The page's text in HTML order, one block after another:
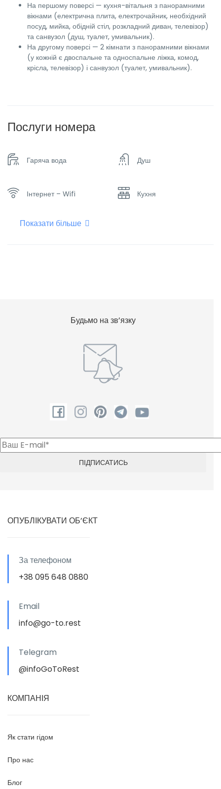
На першому поверсі — кухня-вітальня з панорамними
вікнами (електрична плита, електрочайник, необхідний
посуд, мийка, обідній стіл, розкладний диван, телевізор)
та санвузол (душ, туалет, умивальник).
На другому поверсі — 2 кімнати з панорамними вікнами
(у кожній є двоспальне та односпальне ліжка, комод,
крісла, телевізор) і санвузол (туалет, умивальник).
Послуги номера
Гаряча вода Душ
Інтернет – Wifi Кухня
Мікрохвильова піч
Показати більше
Будьмо на зв’язку
ОПУБЛІКУВАТИ ОБ’ЄКТ
За телефоном
+38 095 648 0880
Email
info@go-to.rest
Telegram
@infoGoToRest
КОМПАНІЯ
Як стати гідом
Про нас
Блог